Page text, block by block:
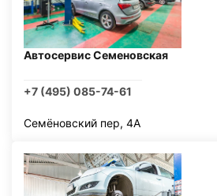
Автосервис Семеновская
+7 (495) 085-74-61
Семёновский пер, 4А